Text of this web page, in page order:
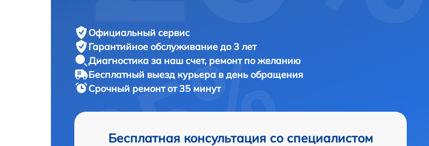
Официальный сервис
Гарантийное обслуживание до 3 лет
Диагностика за наш счет, ремонт по желанию
Бесплатный выезд курьера в день обращения
Срочный ремонтот 35 минут
Бесплатная консультация со специалистом